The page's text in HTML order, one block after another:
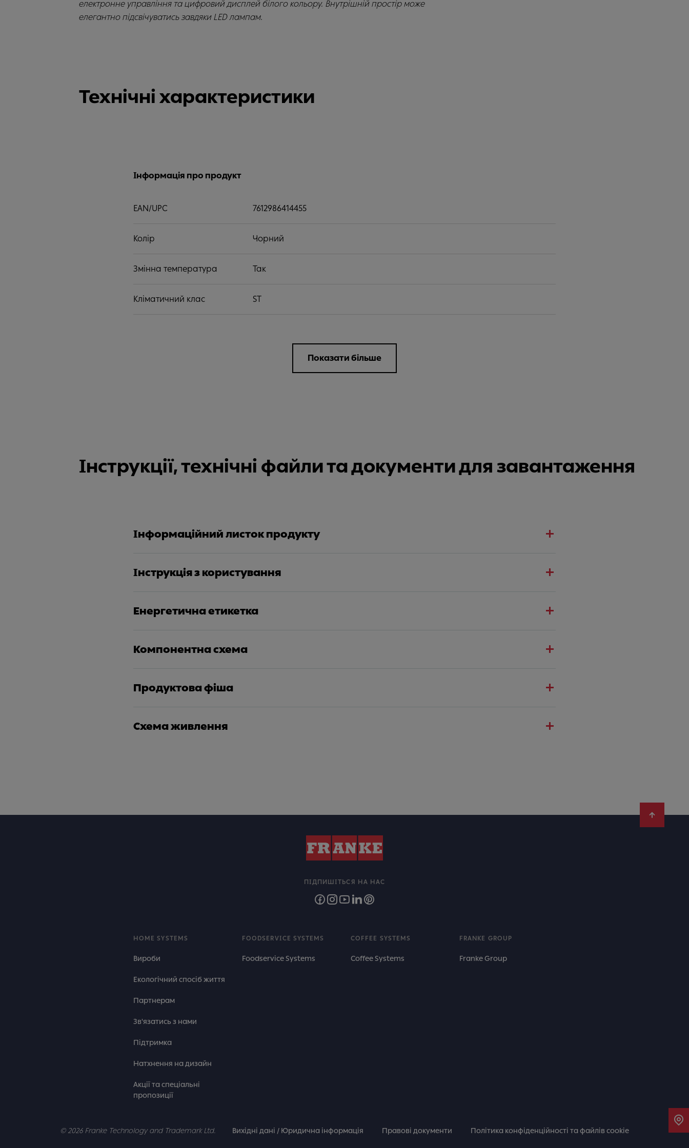
електронне управління та цифровий дисплей білого кольору. Внутрішній простір може
елегантно підсвічуватись завдяки LED лампам.
Технічні характеристики
Інформація про продукт
EAN/UPC 7612986414455
Колір Чорний
Змінна температура Так
Кліматичний клас ST
Показати більше
Інструкції, технічні файли та документи для завантаження
Інформаційний листок продукту
Інструкція з користування
Енергетична етикетка
Компонентна схема
Продуктова фіша
Схема живлення
HOME SYSTEMS
Вироби
Екологічний спосіб життя
Партнерам
Зв'язатись з нами
Підтримка
Натхнення на дизайн
Акції та спеціальні
пропозиції
FOODSERVICE SYSTEMS
Foodservice Systems
COFFEE SYSTEMS
Coffee Systems
FRANKE GROUP
Franke Group
ПІДПИШІТЬСЯ НА НАС
© 2026 Franke Technology and Trademark Ltd. Вихідні дані / Юридична інформація Правові документи Політика конфіденційності та файлів cookie